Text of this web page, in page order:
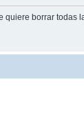
quiere borrar todas